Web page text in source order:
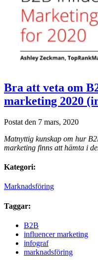
Bra att veta om
marketing 2020
Postat den 7 mars, 2020
Matnyttig kunskap om hur
marketing finns att hämta i
Kategori:
Marknadsföring
Taggar:
B2B
influencer marketing
infograf
marknadsföring